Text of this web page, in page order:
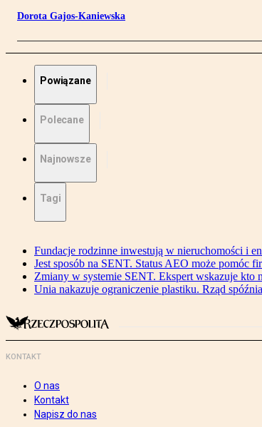
Dorota Gajos-Kaniewska
Powiązane
Polecane
Najnowsze
Tagi
Fundacje rodzinne inwestują w nieruchomości i
Jest sposób na SENT. Status AEO może pomóc
Zmiany w systemie SENT. Ekspert wskazuje kto
Unia nakazuje ograniczenie plastiku. Rząd
KONTAKT
O nas
Kontakt
Napisz do nas